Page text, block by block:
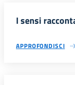
I sensi
APPROFONDISCI